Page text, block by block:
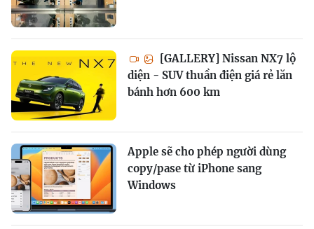
[GALLERY] Nissan NX7 lộ
diện - SUV thuần điện giá rẻ lăn
bánh hơn 600 km
Apple sẽ cho phép người dùng
copy/pase từ iPhone sang
Windows